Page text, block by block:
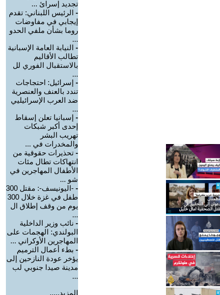
تجديد إسرائ ...
- الرئيس اللبناني: تقدم
إيجابي في مفاوضات
روما بشأن ملفي الحدو
...
- النيابة العامة الإسبانية
تطالب الأقاليم
بالاستقبال الفوري لل
...
- إسرائيل: احتجاجات
تندد بالعنف والعنصرية
ضد العرب الإسرائيليي
...
- إسبانيا تعلن إسقاط
إحدى أكبر شبكات
تهريب البشر
والمخدرات في ...
- تحذيرات حقوقية من
انتهاكات تطال مئات
الأطفال المهاجرين في
شو ...
-
-اليونيسف-: مقتل 300
طفل في غزة خلال 300
يوم من وقف إطلاق ال
...
- نائب وزير الداخلية
البولندي: الهجمات على
المهاجرين الأوكراني ...
- بطء أعمال الترميم
يؤخر عودة النازحين إلى
مدينة صيدا جنوبي لب
...
المزيد.....